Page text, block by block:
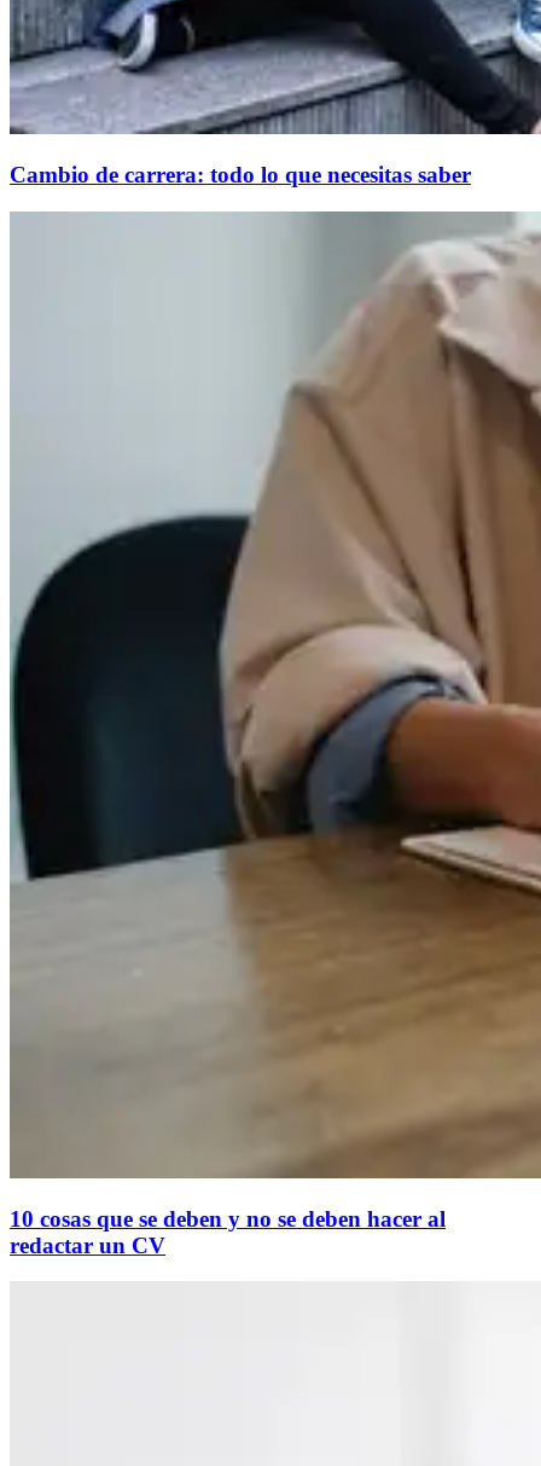
Cambio de carrera: todo lo que necesitas saber
10 cosas que se deben y no se deben hacer al
redactar un CV